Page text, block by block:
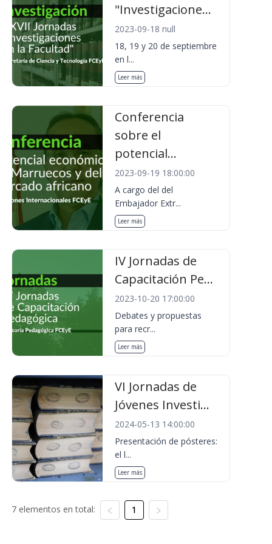
"Investigacione...
2023-09-18 null
18, 19 y 20 de septiembre
en l...
Leer más
Conferencia
sobre el
potencial...
2023-09-19 18:00:00
A cargo del del
Embajador Extr...
Leer más
IV Jornadas de
Capacitación Pe...
2023-10-20 17:00:00
Debates y propuestas
para recr...
Leer más
VI Jornadas de
Jóvenes Investi...
2024-05-13 14:00:00
Presentación de pósteres:
el l...
Leer más
7 elementos en total: 1